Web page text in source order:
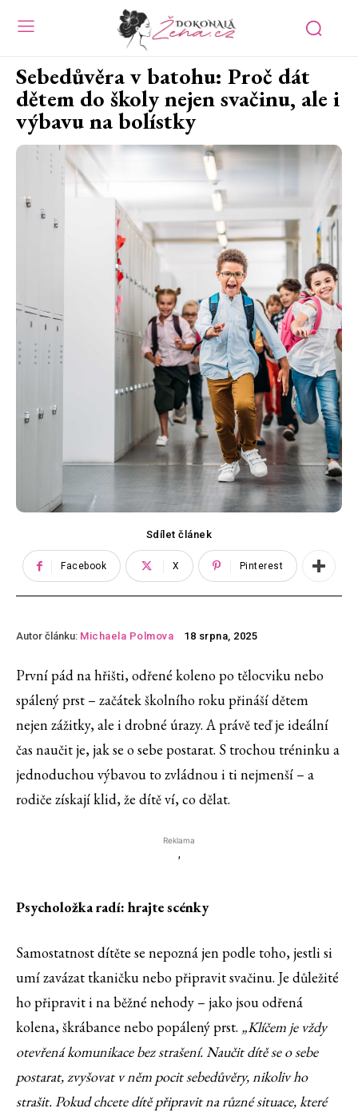
Sebedůvěra v batohu: Proč dát
dětem do školy nejen svačinu, ale i
výbavu na bolístky
Sdílet článek
Facebook X Pinterest
Autor článku: Michaela Polmova 18 srpna, 2025
První pád na hřišti, odřené koleno po tělocviku nebo
spálený prst – začátek školního roku přináší dětem
nejen zážitky, ale i drobné úrazy. A právě teď je ideální
čas naučit je, jak se o sebe postarat. S trochou tréninku a
jednoduchou výbavou to zvládnou i ti nejmenší – a
rodiče získají klid, že dítě ví, co dělat.
Reklama
'
Psycholožka radí: hrajte scénky
Samostatnost dítěte se nepozná jen podle toho, jestli si
umí zavázat tkaničku nebo připravit svačinu. Je důležité
ho připravit i na běžné nehody – jako jsou odřená
kolena, škrábance nebo popálený prst. „Klíčem je vždy
otevřená komunikace bez strašení. Naučit dítě se o sebe
postarat, zvyšovat v něm pocit sebedůvěry, nikoliv ho
strašit. Pokud chcete dítě připravit na různé situace, které